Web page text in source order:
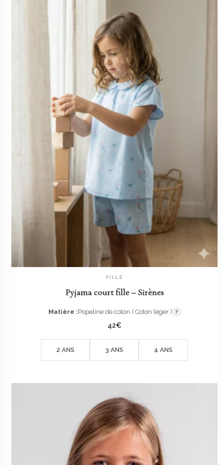
AJOUTER AU PANIER
FILLE
Pyjama court fille – Sirènes
Matière :Popeline de coton ( Coton léger ) ?
42€
2 ANS 3 ANS 4 ANS